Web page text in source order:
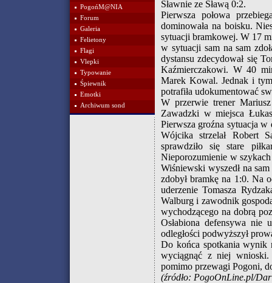
PogońM@NIA
Forum
Galeria
Felietony
Flagi
Vlepki
Typowanie
Śpiewnik
Emotki
Archiwum sond
Sławnie ze Sławą 0:2.
Pierwsza połowa
dominowała na boisku.
sytuacji bramkowej. W 17
w sytuacji sam na sam
dystansu zdecydował się
Kaźmierczakowi. W 40
Marek Kowal. Jednak i tym
potrafiła udokumentować
W przerwie trener
Zawadzki w miejsca
Pierwsza groźna sytuacja w
Wójcika strzelał Robert
sprawdziło się stare
Nieporozumienie w
Wiśniewski wyszedł na
zdobył bramkę na 1:0. Na
uderzenie Tomasza
Walburg i zawodnik
wychodzącego na dobrą
Osłabiona defensywa nie
odległości podwyższył
Do końca spotkania wynik
wyciągnąć z niej wnioski.
pomimo przewagi Pogoni,
(źródło: PogoOnLine.pl/